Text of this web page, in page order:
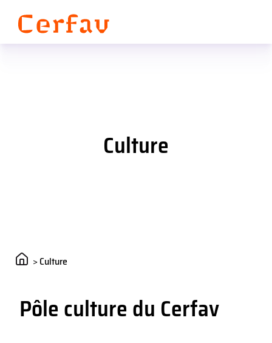
Culture
>Culture
Pôle culture du Cerfav